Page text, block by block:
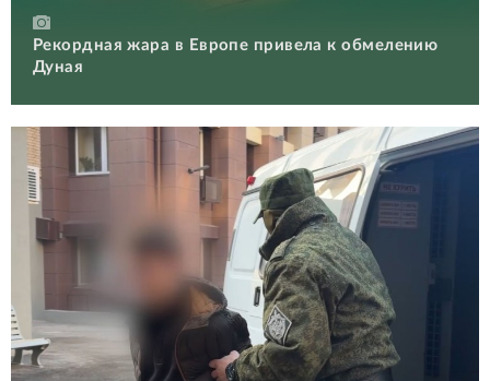
Рекордная жара в Европе привела к обмелению
Дуная